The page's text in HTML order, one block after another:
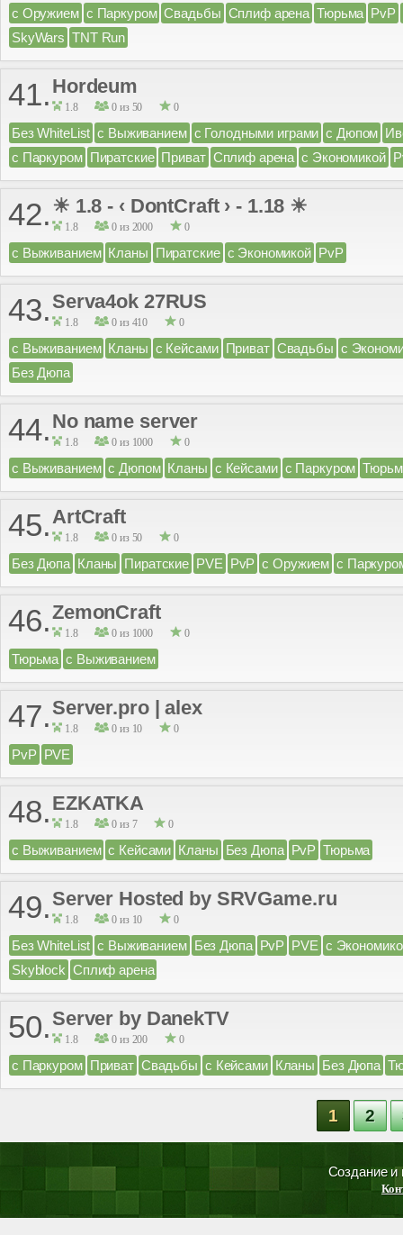
с Оружием с Паркуром Свадьбы Сплиф арена Тюрьма PvP
SkyWars TNT Run
41. Hordeum
1.8 0 из 50 0
Без WhiteList с Выживанием с Голодными играми с Дюпом
с Паркуром Пиратские Приват Сплиф арена с Экономикой
42. ☀ 1.8 - ‹ DontCraft › - 1.18 ☀
1.8 0 из 2000 0
с Выживанием Кланы Пиратские с Экономикой PvP
43. Serva4ok 27RUS
1.8 0 из 410 0
с Выживанием Кланы с Кейсами Приват Свадьбы с
Без Дюпа
44. No name server
1.8 0 из 1000 0
с Выживанием с Дюпом Кланы с Кейсами с Паркуром
45.ArtCraft
1.8 0 из 50 0
Без Дюпа Кланы Пиратские PVE PvP с Оружием с
46.ZemonCraft
1.8 0 из 1000 0
Тюрьма с Выживанием
47. Server.pro | alex
1.8 0 из 10 0
PvP PVE
48. EZKATKA
1.8 0 из 7 0
с Выживанием с Кейсами Кланы Без Дюпа PvP Тюрьма
49. Server Hosted by SRVGame.ru
1.8 0 из 10 0
Без WhiteList с Выживанием Без Дюпа PvP PVE с
Skyblock Сплиф арена
50. Server by DanekTV
1.8 0 из 200 0
с Паркуром Приват Свадьбы с Кейсами Кланы Без Дюпа
1 2
Создание и